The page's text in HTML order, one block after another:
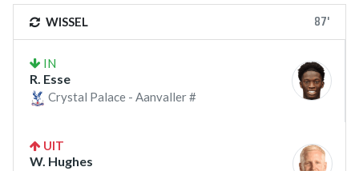
WISSEL 87'
IN
R. Esse
Crystal Palace - Aanvaller #
UIT
W. Hughes